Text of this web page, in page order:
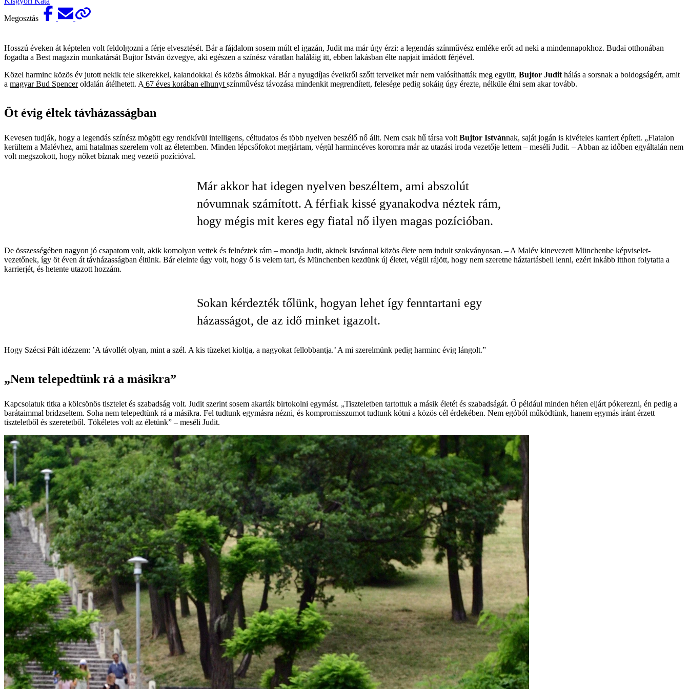
Megosztás
Hosszú éveken át képtelen volt feldolgozni a férje elvesztését. Bár a fájdalom sosem múlt el igazán, Judit ma már úgy érzi: a legendás színművész emléke erőt ad neki a mindennapokhoz. Budai otthonában
fogadta a Best magazin munkatársát Bujtor István özvegye, aki egészen a színész váratlan haláláig itt, ebben lakásban élte napjait imádott férjével.
Közel harminc közös év jutott nekik tele sikerekkel, kalandokkal és közös álmokkal. Bár a nyugdíjas éveikről szőtt terveiket már nem valósíthatták meg együtt, Bujtor Judit hálás a sorsnak a boldogságért, amit
a magyar Bud Spenceroldalán átélhetett. A 67 éves korában elhunyt színművész távozása mindenkit megrendített, felesége pedig sokáig úgy érezte, nélküle élni sem akar tovább.
Öt évig éltek távházasságban
Kevesen tudják, hogy a legendás színész mögött egy rendkívül intelligens, céltudatos és több nyelven beszélő nő állt. Nem csak hű társa volt Bujtor Istvánnak, saját jogán is kivételes karriert épített. „Fiatalon
kerültem a Malévhez, ami hatalmas szerelem volt az életemben. Minden lépcsőfokot megjártam, végül harmincéves koromra már az utazási iroda vezetője lettem – meséli Judit. – Abban az időben egyáltalán nem
volt megszokott, hogy nőket bíznak meg vezető pozícióval.
Már akkor hat idegen nyelven beszéltem, ami abszolút
nóvumnak számított. A férfiak kissé gyanakodva néztek rám,
hogy mégis mit keres egy fiatal nő ilyen magas pozícióban.
De összességében nagyon jó csapatom volt, akik komolyan vettek és felnéztek rám – mondja Judit, akinek Istvánnal közös élete nem indult szokványosan. – A Malév kinevezett Münchenbe képviselet-
vezetőnek, így öt éven át távházasságban éltünk. Bár eleinte úgy volt, hogy ő is velem tart, és Münchenben kezdünk új életet, végül rájött, hogy nem szeretne háztartásbeli lenni, ezért inkább itthon folytatta a
karrierjét, és hetente utazott hozzám.
Sokan kérdezték tőlünk, hogyan lehet így fenntartani egy
házasságot, de az idő minket igazolt.
Hogy Szécsi Pált idézzem: ’A távollét olyan, mint a szél. A kis tüzeket kioltja, a nagyokat fellobbantja.’ A mi szerelmünk pedig harminc évig lángolt.”
„Nem telepedtünk rá a másikra”
Kapcsolatuk titka a kölcsönös tisztelet és szabadság volt. Judit szerint sosem akarták birtokolni egymást. „Tiszteletben tartottuk a másik életét és szabadságát. Ő például minden héten eljárt pókerezni, én pedig a
barátaimmal bridzseltem. Soha nem telepedtünk rá a másikra. Fel tudtunk egymásra nézni, és kompromisszumot tudtunk kötni a közös cél érdekében. Nem egóból működtünk, hanem egymás iránt érzett
tiszteletből és szeretetből. Tökéletes volt az életünk” – meséli Judit.